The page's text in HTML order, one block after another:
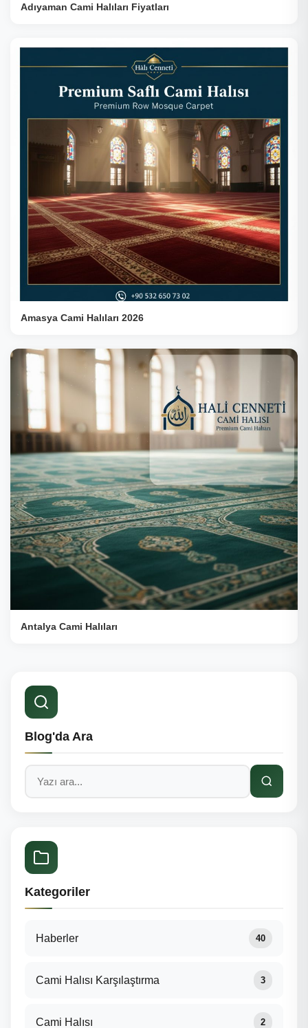
Adıyaman Cami Halıları Fiyatları
Amasya Cami Halıları 2026
Antalya Cami Halıları
Blog'da Ara
Kategoriler
Haberler 40
Cami Halısı Karşılaştırma 3
Cami Halısı 2